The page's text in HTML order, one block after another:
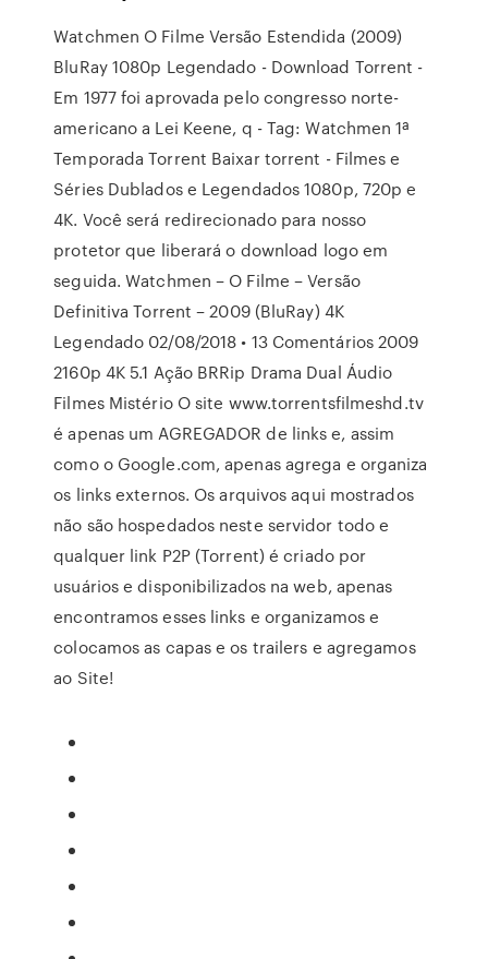
Watchmen O Filme Versão Estendida (2009)
BluRay 1080p Legendado - Download Torrent -
Em 1977 foi aprovada pelo congresso norte-
americano a Lei Keene, q - Tag: Watchmen 1ª
Temporada Torrent Baixar torrent - Filmes e
Séries Dublados e Legendados 1080p, 720p e
4K. Você será redirecionado para nosso
protetor que liberará o download logo em
seguida. Watchmen – O Filme – Versão
Definitiva Torrent – 2009 (BluRay) 4K
Legendado 02/08/2018 • 13 Comentários 2009
2160p 4K 5.1 Ação BRRip Drama Dual Áudio
Filmes Mistério O site www.torrentsfilmeshd.tv
é apenas um AGREGADOR de links e, assim
como o Google.com, apenas agrega e organiza
os links externos. Os arquivos aqui mostrados
não são hospedados neste servidor todo e
qualquer link P2P (Torrent) é criado por
usuários e disponibilizados na web, apenas
encontramos esses links e organizamos e
colocamos as capas e os trailers e agregamos
ao Site!